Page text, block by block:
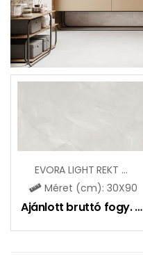
EVORA LIGHT REKT (CCR137)
Méret (cm): 30X90
Ajánlott bruttó fogy. ár: